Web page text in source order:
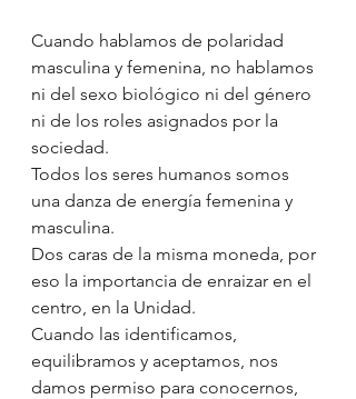
Cuando hablamos de polaridad
masculina y femenina, no hablamos
ni del sexo biológico ni del género
ni de los roles asignados por la
sociedad.
Todos los seres humanos somos
una danza de energía femenina y
masculina.
Dos caras de la misma moneda, por
eso la importancia de enraizar en el
centro, en la Unidad.
Cuando las identificamos,
equilibramos y aceptamos, nos
damos permiso para conocernos,